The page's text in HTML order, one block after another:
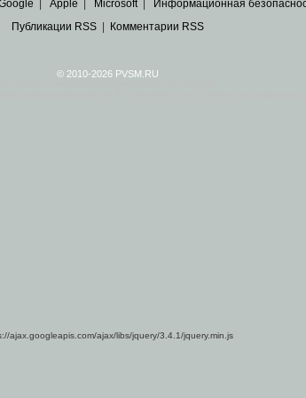
Apple Microsoft| Информационная
Публикации RSS| Комментарии RSS
© 2010-2026 PVSM.RU
ajax.googleapis.com/ajax/libs/jquery/3.4.1/jquery.min.js